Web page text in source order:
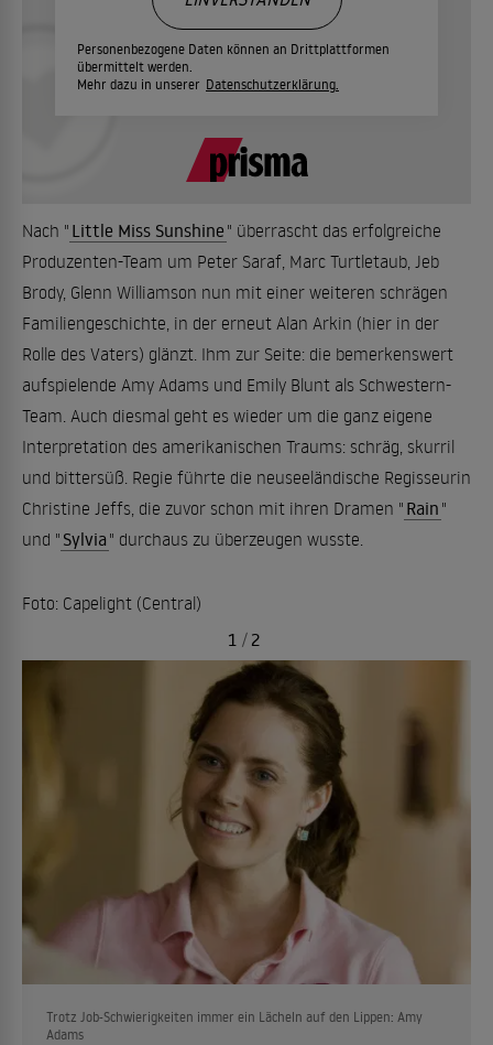
Personenbezogene Daten können an Drittplattformen
übermittelt werden.
Mehr dazu in unserer Datenschutzerklärung.
Nach " Little Miss Sunshine " überrascht das erfolgreiche
Produzenten-Team um Peter Saraf, Marc Turtletaub, Jeb
Brody, Glenn Williamson nun mit einer weiteren schrägen
Familiengeschichte, in der erneut Alan Arkin (hier in der
Rolle des Vaters) glänzt. Ihm zur Seite: die bemerkenswert
aufspielende Amy Adams und Emily Blunt als Schwestern-
Team. Auch diesmal geht es wieder um die ganz eigene
Interpretation des amerikanischen Traums: schräg, skurril
und bittersüß. Regie führte die neuseeländische Regisseurin
Christine Jeffs, die zuvor schon mit ihren Dramen " Rain "
und " Sylvia " durchaus zu überzeugen wusste.
Foto: Capelight (Central)
Trotz Job-Schwierigkeiten immer ein Lächeln auf den Lippen: Amy
Adams
1 / 2